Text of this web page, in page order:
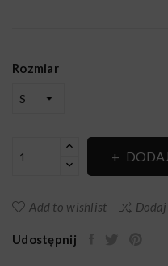
Rozmiar
Add to wishlist
Udostępnij